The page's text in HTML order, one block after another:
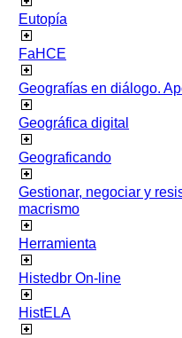
Eutopía
FaHCE
Geografías en diálogo.
Geográfica digital
Geograficando
Gestionar, negociar y
macrismo
Herramienta
Histedbr On-line
HistELA